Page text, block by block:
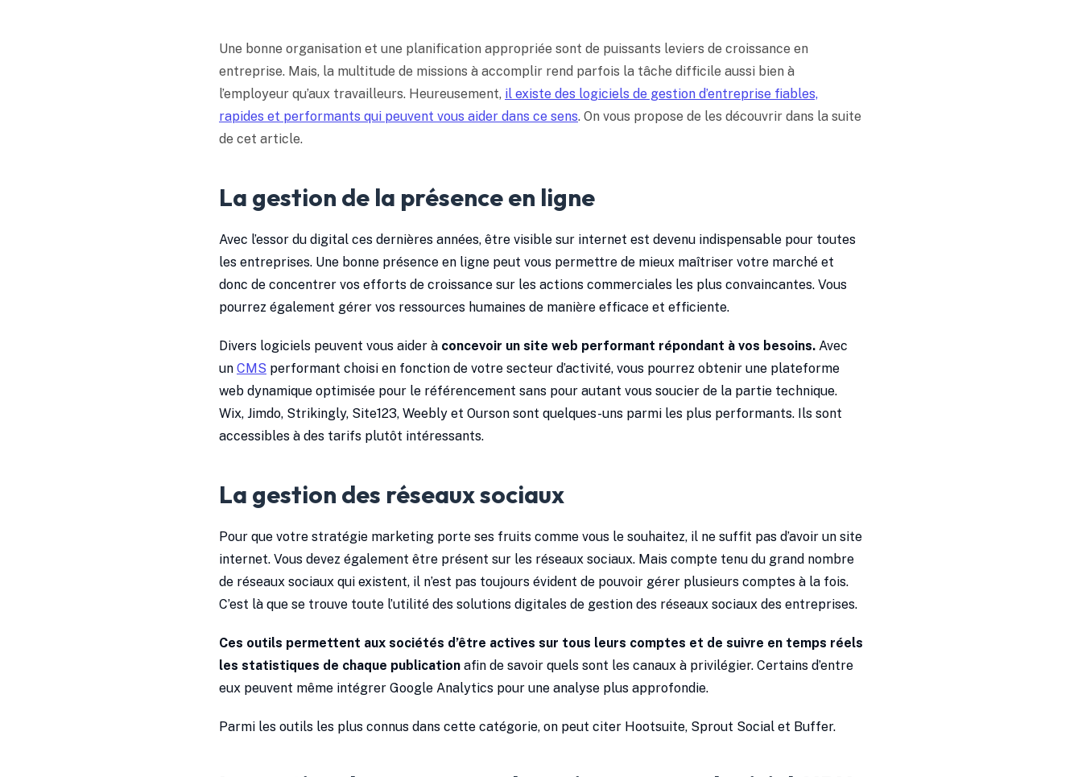
Une bonne organisation et une planification appropriée sont de puissants leviers de croissance en
entreprise. Mais, la multitude de missions à accomplir rend parfois la tâche difficile aussi bien à
l’employeur qu’aux travailleurs. Heureusement, il existe des logiciels de gestion d’entreprise fiables,
rapides et performants qui peuvent vous aider dans ce sens. On vous propose de les découvrir dans la suite
de cet article.
La gestion de la présence en ligne
Avec l’essor du digital ces dernières années, être visible sur internet est devenu indispensable pour toutes
les entreprises. Une bonne présence en ligne peut vous permettre de mieux maîtriser votre marché et
donc de concentrer vos efforts de croissance sur les actions commerciales les plus convaincantes. Vous
pourrez également gérer vos ressources humaines de manière efficace et efficiente.
Divers logiciels peuvent vous aider à concevoir un site web performant répondant à vos besoins. Avec
un CMS performant choisi en fonction de votre secteur d’activité, vous pourrez obtenir une plateforme
web dynamique optimisée pour le référencement sans pour autant vous soucier de la partie technique.
Wix, Jimdo, Strikingly, Site123, Weebly et Ourson sont quelques-uns parmi les plus performants. Ils sont
accessibles à des tarifs plutôt intéressants.
La gestion des réseaux sociaux
Pour que votre stratégie marketing porte ses fruits comme vous le souhaitez, il ne suffit pas d’avoir un site
internet. Vous devez également être présent sur les réseaux sociaux. Mais compte tenu du grand nombre
de réseaux sociaux qui existent, il n’est pas toujours évident de pouvoir gérer plusieurs comptes à la fois.
C’est là que se trouve toute l’utilité des solutions digitales de gestion des réseaux sociaux des entreprises.
Ces outils permettent aux sociétés d’être actives sur tous leurs comptes et de suivre en temps réels
les statistiques de chaque publication afin de savoir quels sont les canaux à privilégier. Certains d’entre
eux peuvent même intégrer Google Analytics pour une analyse plus approfondie.
Parmi les outils les plus connus dans cette catégorie, on peut citer Hootsuite, Sprout Social et Buffer.